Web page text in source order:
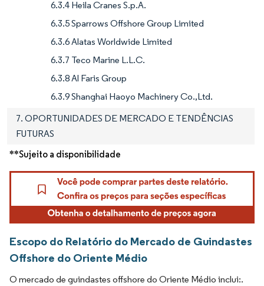
6.3.4 Heila Cranes S.p.A.
6.3.5 Sparrows Offshore Group Limited
6.3.6 Alatas Worldwide Limited
6.3.7 Teco Marine L.L.C.
6.3.8 Al Faris Group
6.3.9 Shanghai Haoyo Machinery Co.,Ltd.
7. OPORTUNIDADES DE MERCADO E TENDÊNCIAS
FUTURAS
**Sujeito a disponibilidade
Escopo do Relatório do Mercado de Guindastes
Offshore do Oriente Médio
O mercado de guindastes offshore do Oriente Médio inclui:.